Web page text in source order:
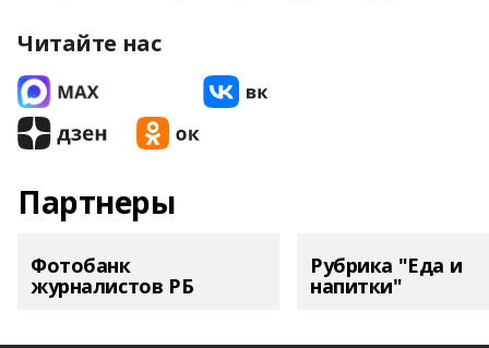
Читайте нас
Партнеры
Фотобанк
журналистов РБ
Рубрика "Еда и
напитки"